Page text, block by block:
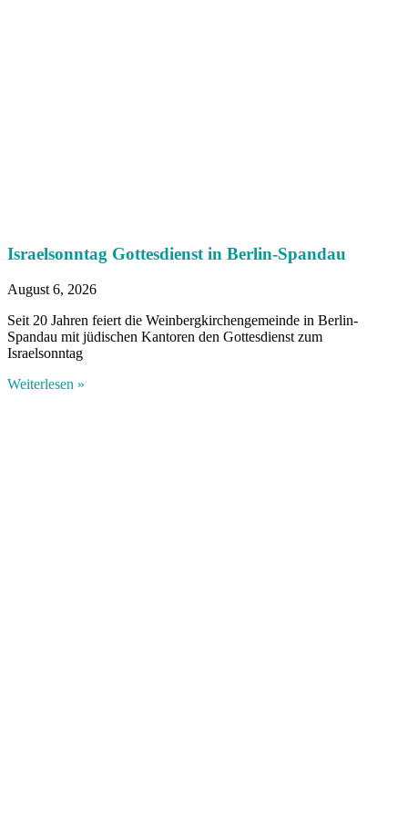
Israelsonntag Gottesdienst in Berlin-Spandau
August 6, 2026
Seit 20 Jahren feiert die Weinbergkirchengemeinde in Berlin-
Spandau mit jüdischen Kantoren den Gottesdienst zum
Israelsonntag
Weiterlesen »